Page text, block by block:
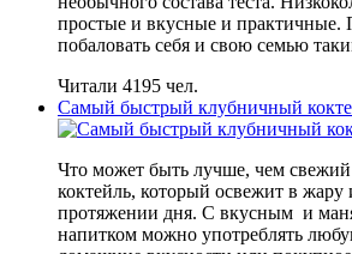
простые и вкусные и практичные.
побаловать себя и свою семью
Читали 4195 чел.
Самый быстрый клубничный
Что может быть лучше, чем
коктейль, который освежит в жару
протяжении дня. С вкусным и
напитком можно употреблять